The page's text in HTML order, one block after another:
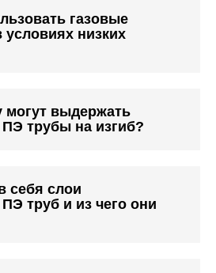
газовые
низких
могут выдержать
трубы на изгиб?
себя слои
труб и из чего они